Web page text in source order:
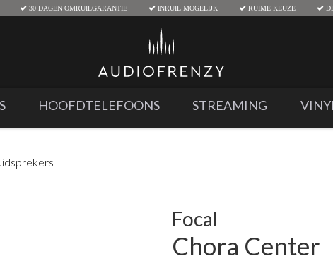
30 DAGEN OMRUILGARANTIE INRUIL MOGELIJK RUIME KEUZE
HOOFDTELEFOONS STREAMING
Focal
Chora Center